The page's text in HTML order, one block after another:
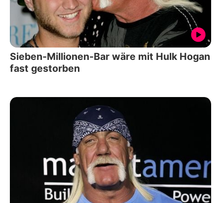
Sieben-Millionen-Bar wäre mit Hulk Hogan
fast gestorben